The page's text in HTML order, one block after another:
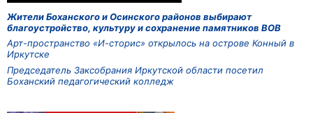
Жители Боханского и Осинского районов выбирают
благоустройство, культуру и сохранение памятников ВОВ
Арт-пространство «И-сторис» открылось на острове Конный в
Иркутске
Председатель Заксобрания Иркутской области посетил
Боханский педагогический колледж